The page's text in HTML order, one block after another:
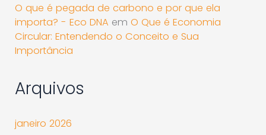
O que é pegada de carbono e por que ela
importa? - Eco DNA emO Que é Economia
Circular: Entendendo o Conceito e Sua
Importância
Arquivos
janeiro 2026